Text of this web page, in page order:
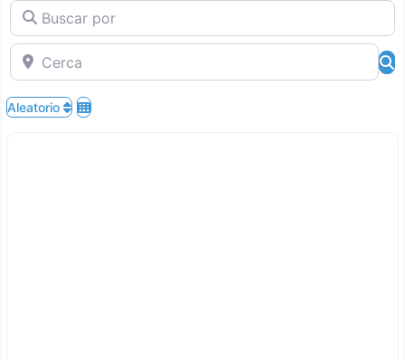
Buscar por
Cerca
Aleatorio